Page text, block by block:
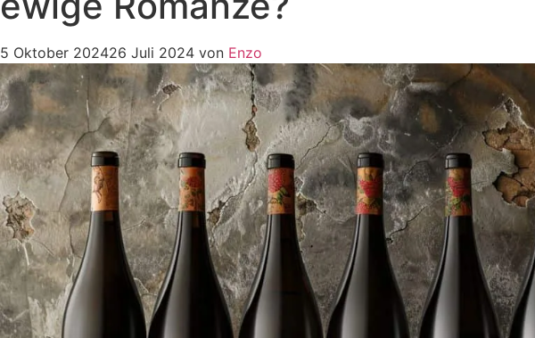
5 Oktober 202426 Juli 2024 von Enzo